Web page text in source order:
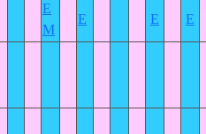
E
M
E E E